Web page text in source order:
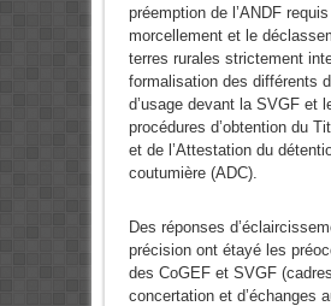
préemption de l’ANDF
morcellement et le
terres rurales strictement
formalisation des différents
d’usage devant la SVGF et
procédures d’obtention du
et de l’Attestation du
coutumière (ADC).
Des réponses
précision ont étayé les
des CoGEF et SVGF
concertation et d’échanges